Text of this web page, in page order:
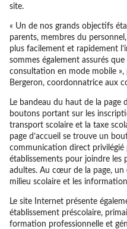
site.
« Un de nos grands objectifs
parents, membres du
plus facilement et rapidement
sommes également assurés
consultation en mode mobile »,
Bergeron, coordonnatrice aux
Le bandeau du haut de la page
boutons portant sur les
transport scolaire et la taxe
page d’accueil se trouve un
communication direct privilégié
établissements pour joindre les
adultes. Au cœur de la page, un
milieu scolaire et les
Le site Internet présente
établissement préscolaire,
formation professionnelle et